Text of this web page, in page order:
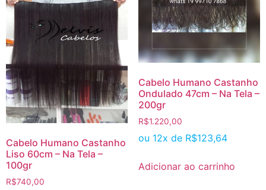
Cabelo Humano Castanho
Liso 60cm – Na Tela –
100gr
R$740,00
Cabelo Humano Castanho
Ondulado 47cm – Na Tela –
200gr
R$1.220,00
ou 12x de R$123,64
Adicionar ao carrinho